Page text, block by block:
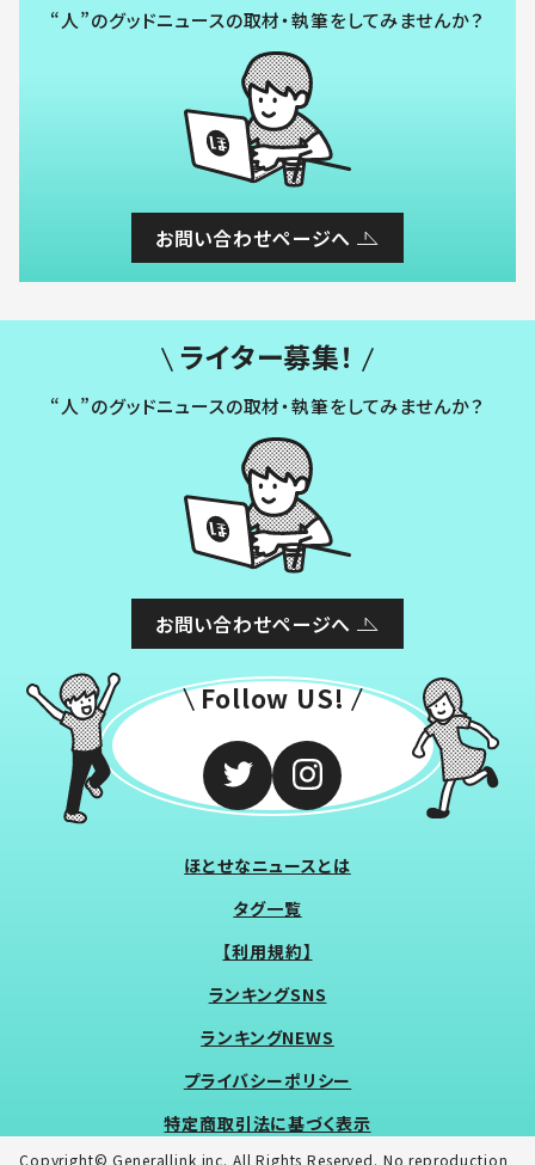
“人”のグッドニュースの取材・執筆をしてみませんか？
お問い合わせページへ
ライター募集！
“人”のグッドニュースの取材・執筆をしてみませんか？
お問い合わせページへ
Follow US!
ほとせなニュースとは
タグ一覧
【利用規約】
ランキングSNS
ランキングNEWS
プライバシーポリシー
特定商取引法に基づく表示
Copyright© Generallink inc. All Rights Reserved. No reproduction